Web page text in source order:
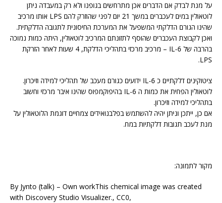
על מנת לבדק אם הדברים אכן מתרחשים בגופנו ולא רק במעבדה ניתן
לוטאולין במים לעכברים במשך 21 יום לפני שהוזרק להם LPS אותו מרכיב
שהינו הגורם הדלקתי המשפעל את המערכת החיסונית לתגובה הדלקתית.
ואכן לקבוצת העכברים שהוסף לתזונתם המרכיב לוטאולין, היתה כמות נמוכה
בהרבה של IL-6 – מרכיב מרכזי בתהליכי הדלקת, 4 שעות לאחר הזרקת
LPS.
ציטוקינים דלקתיים כ IL-6 ידועים כגורם מעכב של תהליכי למידה וזיכרון.
לוטאולין הפחית את כמות ה IL-6 בהיפוקמפוס שהינו איבר מרכזי וחשוב
בתהליכי למידה וזיכרון.
אם כן, ייתכן וניתן יהיה להשתמש בפלבנואידים צמחיים דוגמת הלוטאולין על
מנת לעכב תגובות דלקתיות במח.
מקור לתמונה:
By Jynto (talk) – Own workThis chemical image was created
with Discovery Studio Visualizer., CC0,